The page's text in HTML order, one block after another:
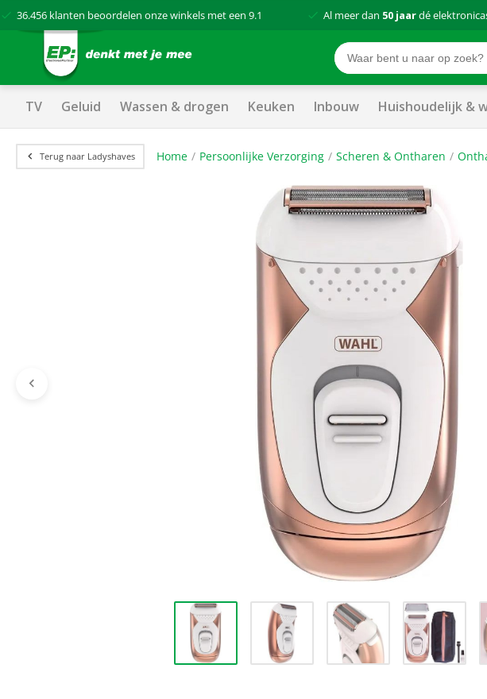
36.456 klanten beoordelen onze winkels met een 9.1 Al meer dan 50 jaardé
TV Geluid Wassen & drogen Keuken Inbouw Huishoudelijk &
Terug naar Ladyshaves Home Persoonlijke Verzorging Scheren & Ontharen